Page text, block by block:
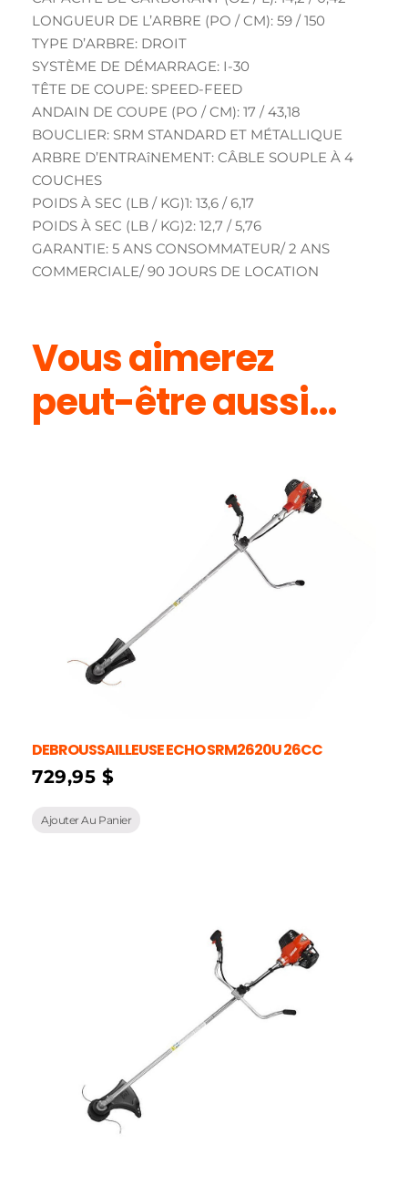
LONGUEUR DE L’ARBRE (PO / CM): 59 / 150
TYPE D’ARBRE: DROIT
SYSTÈME DE DÉMARRAGE: I-30
TÊTE DE COUPE: SPEED-FEED
ANDAIN DE COUPE (PO / CM): 17 / 43,18
BOUCLIER: SRM STANDARD ET MÉTALLIQUE
ARBRE D’ENTRAîNEMENT: CÂBLE SOUPLE À 4
COUCHES
POIDS À SEC (LB / KG)1: 13,6 / 6,17
POIDS À SEC (LB / KG)2: 12,7 / 5,76
GARANTIE: 5 ANS CONSOMMATEUR/ 2 ANS
COMMERCIALE/ 90 JOURS DE LOCATION
Vous aimerez
peut-être aussi…
DEBROUSSAILLEUSE ECHO SRM2620U 26CC
729,95$
Ajouter Au Panier